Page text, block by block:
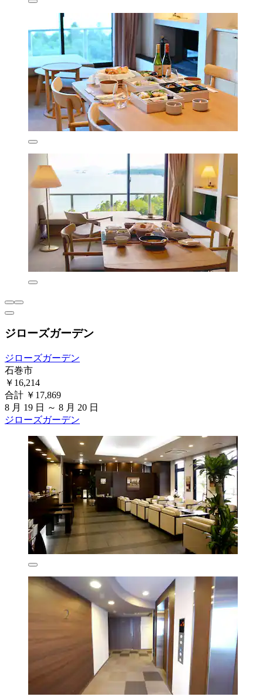
ジローズガーデン
ジローズガーデン
石巻市
￥16,214
合計 ￥17,869
8 月 19 日 ～ 8 月 20 日
ジローズガーデン